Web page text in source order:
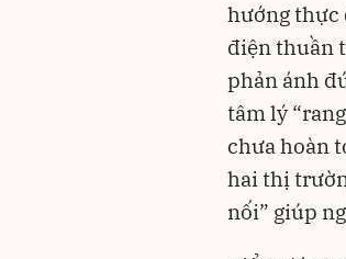
hướng thực
điện thuần
phản ánh
tâm lý
chưa hoàn
hai thị
nối” giúp